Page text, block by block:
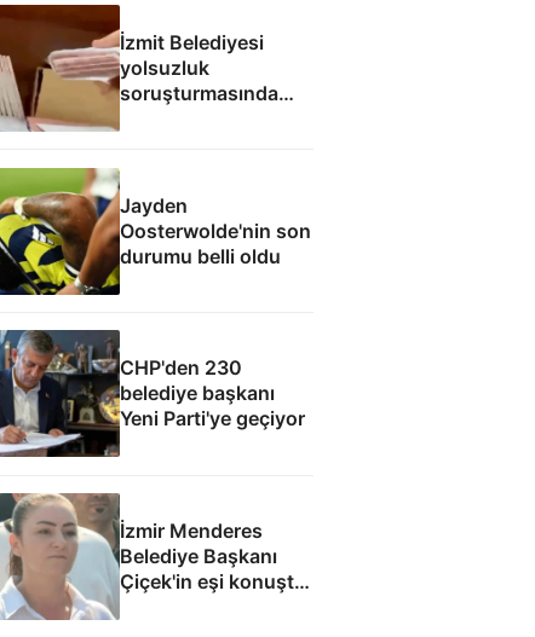
İzmit Belediyesi
yolsuzluk
soruşturmasında
dolu zarf
Jayden
Oosterwolde'nin son
durumu belli oldu
CHP'den 230
belediye başkanı
Yeni Parti'ye geçiyor
İzmir Menderes
Belediye Başkanı
Çiçek'in eşi konuştu: